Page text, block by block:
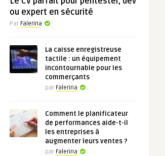
ou expert en sécurité
Par Falerina
La caisse enregistreuse
tactile : un équipement
incontournable pour les
commerçants
par Falerina
Comment le planificateur
de performances aide-t-il
les entreprises à
augmenter leurs ventes ?
par Falerina